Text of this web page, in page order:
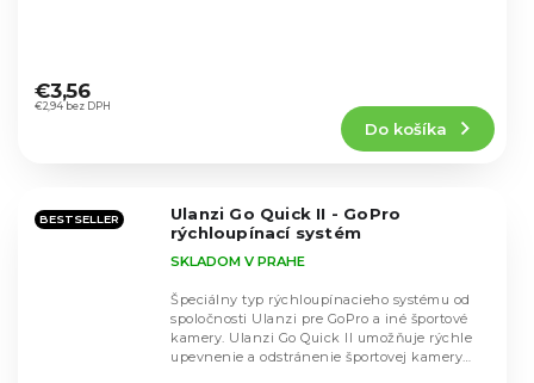
hodnotenie
produktu
hviezdičiek.
€2,94 bez DPH
€3,56
Do košíka
BESTSELLER
Ulanzi Go Quick II - GoPro
rýchloupínací systém
SKLADOM V PRAHE
Špeciálny typ rýchloupínacieho systému od
spoločnosti Ulanzi pre GoPro a iné športové
kamery. Ulanzi Go Quick II umožňuje rýchle
upevnenie a odstránenie športovej kamery